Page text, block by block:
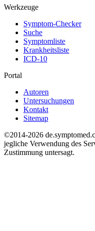
Werkzeuge
Symptom-Checker
Suche
Symptomliste
Krankheitsliste
ICD-10
Portal
Autoren
Untersuchungen
Kontakt
Sitemap
©2014-2026
jegliche Verwendung des
Zustimmung untersagt.